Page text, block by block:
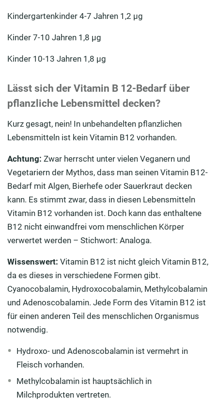
Kindergartenkinder 4-7 Jahren 1,2 µg
Kinder 7-10 Jahren 1,8 µg
Kinder 10-13 Jahren 1,8 µg
Lässt sich der Vitamin B 12-Bedarf über
pflanzliche Lebensmittel decken?
Kurz gesagt, nein! In unbehandelten pflanzlichen
Lebensmitteln ist kein Vitamin B12 vorhanden.
Achtung: Zwar herrscht unter vielen Veganern und
Vegetariern der Mythos, dass man seinen Vitamin B12-
Bedarf mit Algen, Bierhefe oder Sauerkraut decken
kann. Es stimmt zwar, dass in diesen Lebensmitteln
Vitamin B12 vorhanden ist. Doch kann das enthaltene
B12 nicht einwandfrei vom menschlichen Körper
verwertet werden – Stichwort: Analoga.
Wissenswert: Vitamin B12 ist nicht gleich Vitamin B12,
da es dieses in verschiedene Formen gibt.
Cyanocobalamin, Hydroxocobalamin, Methylcobalamin
und Adenoscobalamin. Jede Form des Vitamin B12 ist
für einen anderen Teil des menschlichen Organismus
notwendig.
Hydroxo- und Adenoscobalamin ist vermehrt in
Fleisch vorhanden.
Methylcobalamin ist hauptsächlich in
Milchprodukten vertreten.